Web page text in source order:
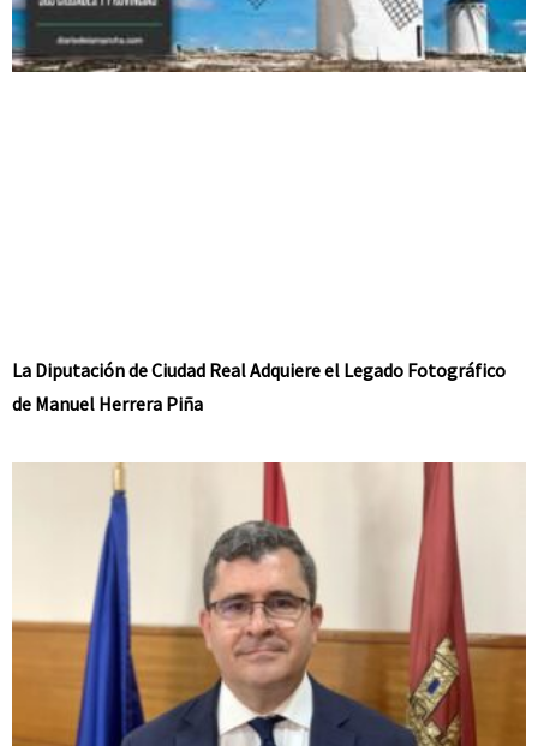
La Diputación de Ciudad Real Adquiere el Legado Fotográfico
de Manuel Herrera Piña